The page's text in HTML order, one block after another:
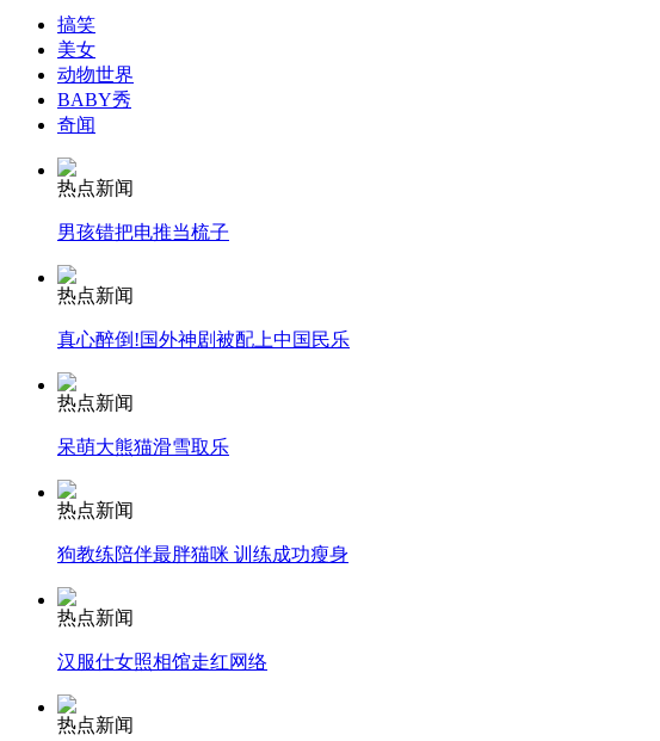
外交部：有关国家言论片面不公正
安徽一实载49人客车翻车
走！跟着总书记去植树
消防员救轻生者 花炮节热闹非凡 减压"枕头大战"
纽约上演“枕头大战”
搞笑
美女
动物世界
BABY秀
奇闻
热点新闻
男孩错把电推当梳子
热点新闻
真心醉倒!国外神剧被配上中国民乐
热点新闻
呆萌大熊猫滑雪取乐
热点新闻
狗教练陪伴最胖猫咪 训练成功瘦身
热点新闻
汉服仕女照相馆走红网络
热点新闻